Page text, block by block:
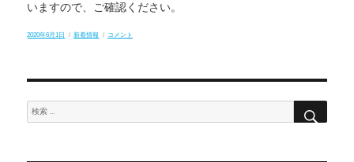
いますので、ご確認ください。
投
2020年6月1日
カ
新着情報
行
コメント
検
索:
検